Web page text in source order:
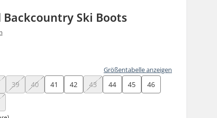
Backcountry Ski Boots
Größentabelle anzeigen
39 40 41 42 43 44 45
46